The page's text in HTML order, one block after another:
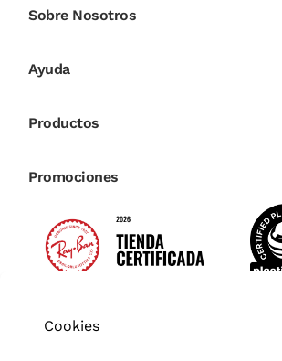
Sobre Nosotros
Ayuda
Productos
Promociones
Cookies